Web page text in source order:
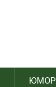
ЮМОР